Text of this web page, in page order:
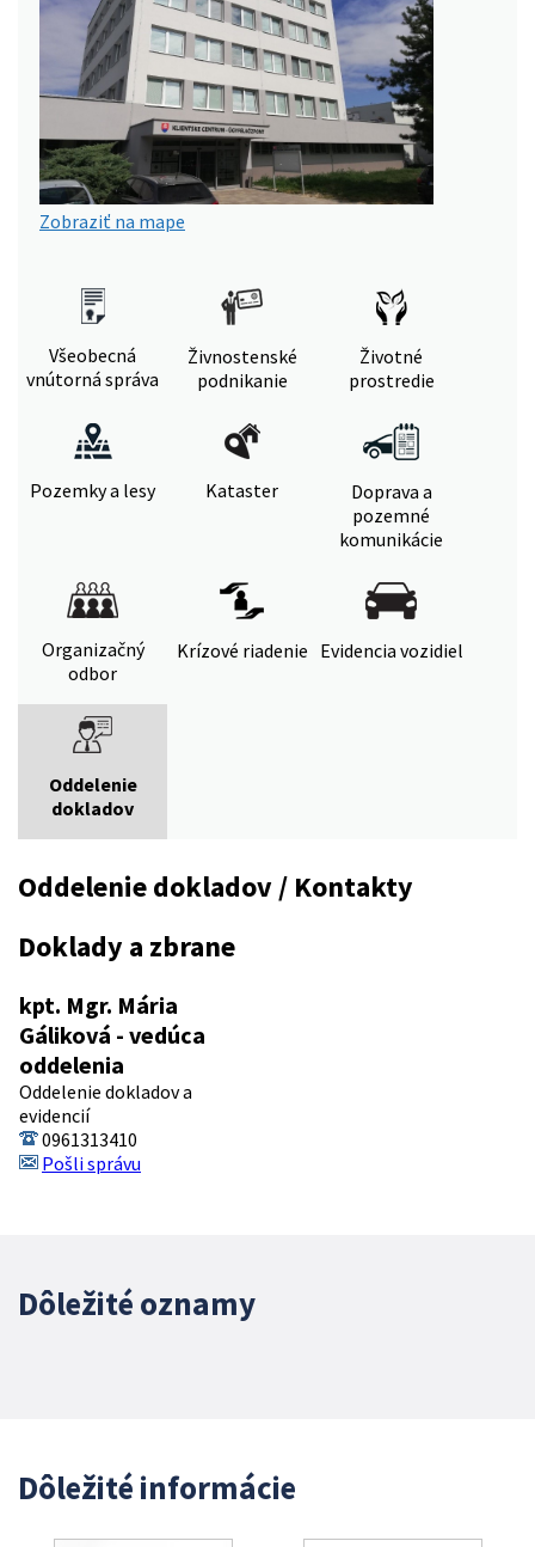
Zobraziť na mape
Všeobecná
vnútorná správa
Živnostenské
podnikanie
Životné
prostredie
Pozemky a lesy Kataster
Doprava a
pozemné
komunikácie
Organizačný
odbor
Krízové riadenie Evidencia vozidiel
Oddelenie
dokladov
Oddelenie dokladov / Kontakty
Doklady a zbrane
kpt. Mgr. Mária
Gáliková - vedúca
oddelenia
Oddelenie dokladov a
evidencií
0961313410
Pošli správu
Dôležité oznamy
Dôležité informácie